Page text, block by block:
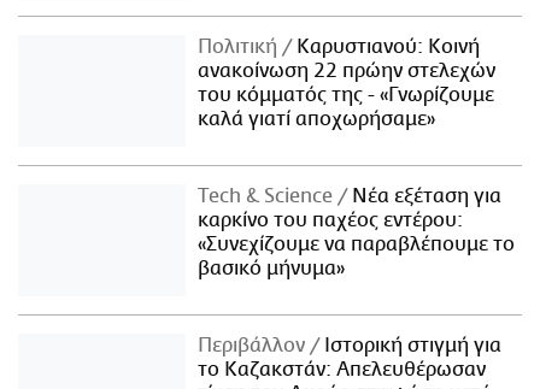
Πολιτική
Καρυστιανού: Κοινή
ανακοίνωση 22 πρώην στελεχών
του κόμματός της - «Γνωρίζουμε
καλά γιατί αποχωρήσαμε»
Τech & Science
Νέα εξέταση για
καρκίνο του παχέος εντέρου:
«Συνεχίζουμε να παραβλέπουμε το
βασικό μήνυμα»
Περιβάλλον
Ιστορική στιγμή για
το Καζακστάν: Απελευθέρωσαν